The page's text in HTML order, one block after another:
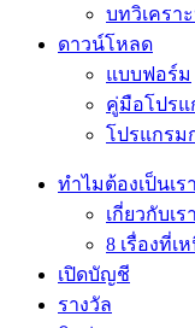
บทวิเครา
ดาวน์โหลด
แบบฟอร์ม
คู่มือโปรแ
โปรแกรม
ทำไมต้องเป็นเรา
เกี่ยวกับเรา
8 เรื่องที่เ
เปิดบัญชี
รางวัล